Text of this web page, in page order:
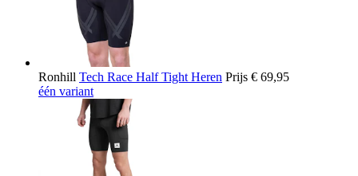
Ronhill Tech Race Half Tight Heren Prijs € 69,95
één variant